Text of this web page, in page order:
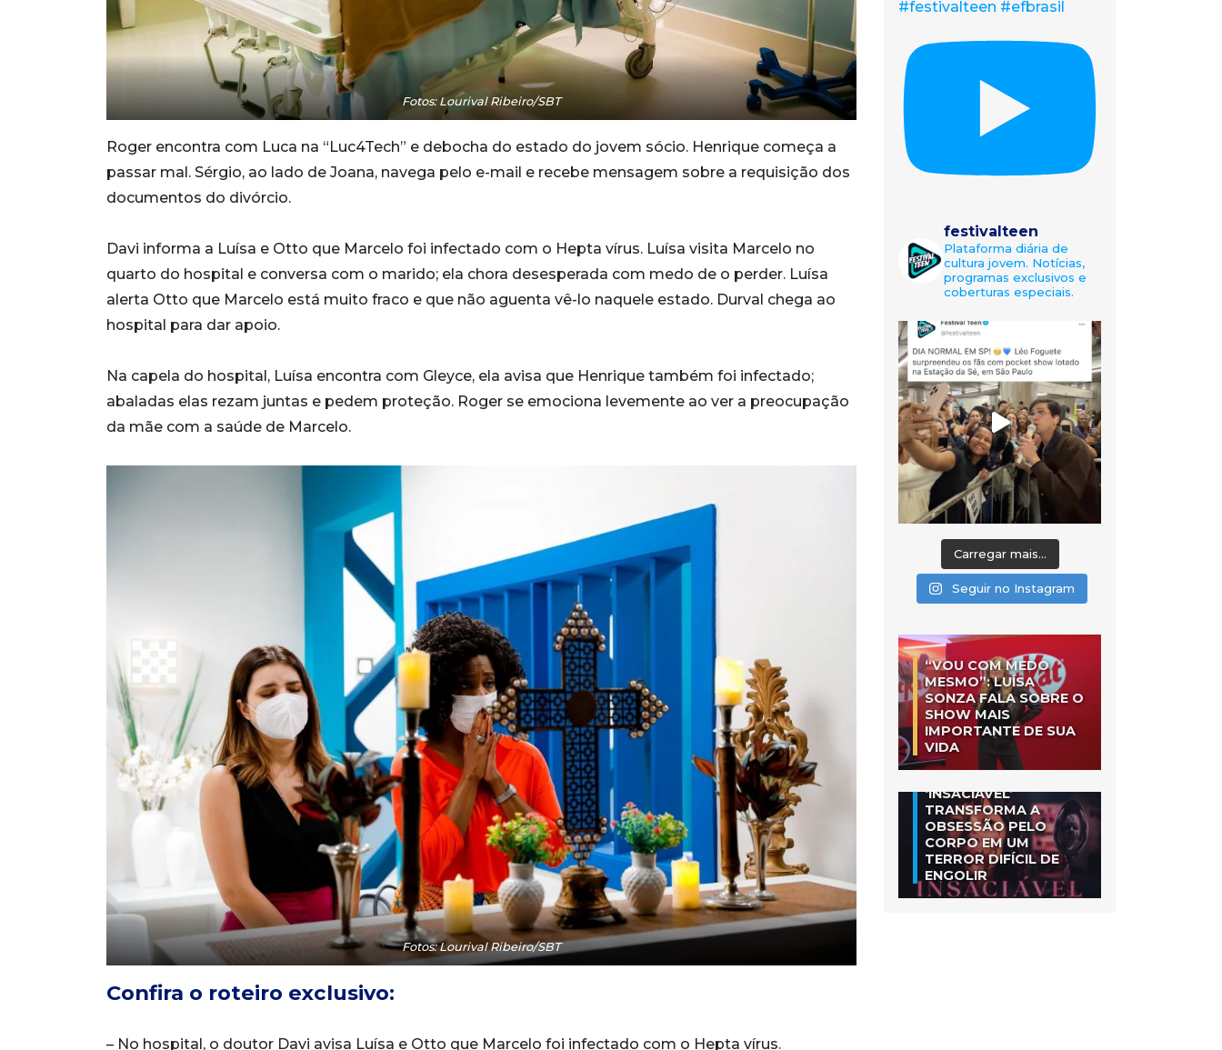
Fotos: Lourival Ribeiro/SBT
Roger encontra com Luca na “Luc4Tech” e debocha do estado do jovem sócio. Henrique começa a
passar mal. Sérgio, ao lado de Joana, navega pelo e-mail e recebe mensagem sobre a requisição dos
documentos do divórcio.
Davi informa a Luísa e Otto que Marcelo foi infectado com o Hepta vírus. Luísa visita Marcelo no
quarto do hospital e conversa com o marido; ela chora desesperada com medo de o perder. Luísa
alerta Otto que Marcelo está muito fraco e que não aguenta vê-lo naquele estado. Durval chega ao
hospital para dar apoio.
Na capela do hospital, Luísa encontra com Gleyce, ela avisa que Henrique também foi infectado;
abaladas elas rezam juntas e pedem proteção. Roger se emociona levemente ao ver a preocupação
da mãe com a saúde de Marcelo.
Fotos: Lourival Ribeiro/SBT
Confira o roteiro exclusivo:
– No hospital, o doutor Davi avisa Luísa e Otto que Marcelo foi infectado com o Hepta vírus.
#festivalteen #efbrasil
festivalteen
Plataforma diária de
cultura jovem. Notícias,
programas exclusivos e
coberturas especiais.
Carregar mais...
Seguir no Instagram
“VOU COM MEDO
MESMO”: LUÍSA
SONZA FALA SOBRE O
SHOW MAIS
IMPORTANTE DE SUA
VIDA
‘INSACIÁVEL’
TRANSFORMA A
OBSESSÃO PELO
CORPO EM UM
TERROR DIFÍCIL DE
ENGOLIR